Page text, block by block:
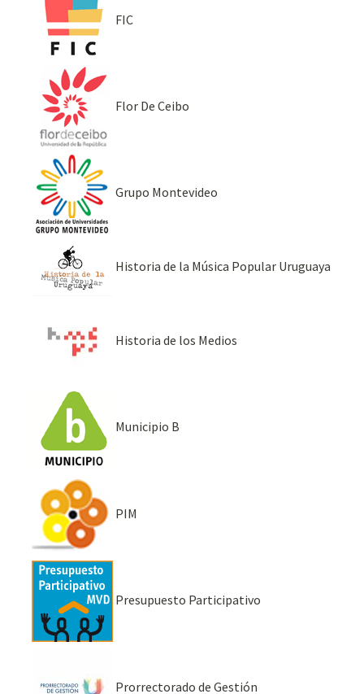
FIC
Flor De Ceibo
Grupo Montevideo
Historia de la Música Popular Uruguaya
Historia de los Medios
Municipio B
PIM
Presupuesto Participativo
Prorrectorado de Gestión